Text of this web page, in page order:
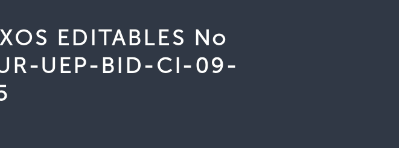
EDITABLES No
UEP-BID-CI-09-